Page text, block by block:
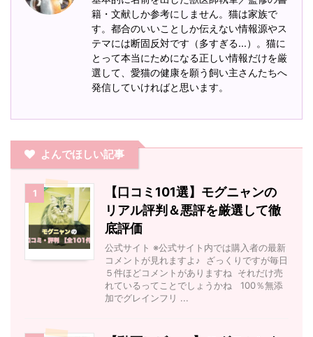
籍・文献しか参考にしません。猫は家族で
す。都合のいいことしか伝えない情報源やス
テマには断固反対です（多すぎる...）。猫に
とって本当にためになる正しい情報だけを厳
選して、愛猫の健康を願う飼い主さんたちへ
発信していければと思います。
よんでほしい記事
1
【口コミ101選】モグニャンの
リアル評判＆悪評を厳選して徹
底評価
公式サイト ※公式サイト内では購入者の最新
コメントが見れますよ♪ ざっくりですが毎日
５件ほどコメントがありますね それだけ売
れているってことでしょうかね 100％無添
加でグレインフリ ...